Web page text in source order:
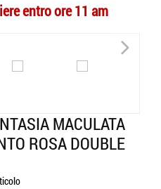
entro ore 11 am
>
MACULATA
ROSA DOUBLE